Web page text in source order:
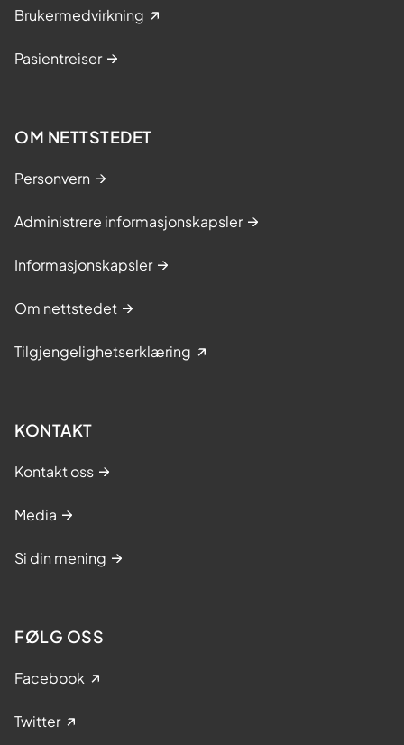
Brukermedvirkning
Pasientreiser
OM NETTSTEDET
Personvern
Administrere informasjonskapsler
Informasjonskapsler
Om nettstedet
Tilgjengelighetserklæring
KONTAKT
Kontakt oss
Media
Si din mening
FØLG OSS
Facebook
Twitter